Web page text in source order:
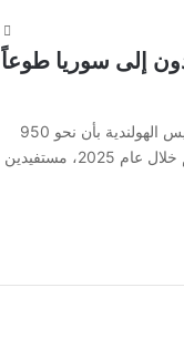
إلى سوريا طوعاً
أفادت مصلحة الهجرة والتجنيس الهولندية بأن نحو 950
سورياً عادوا طوعاً إلى بلادهم خلال عام 2025، مستفيدين